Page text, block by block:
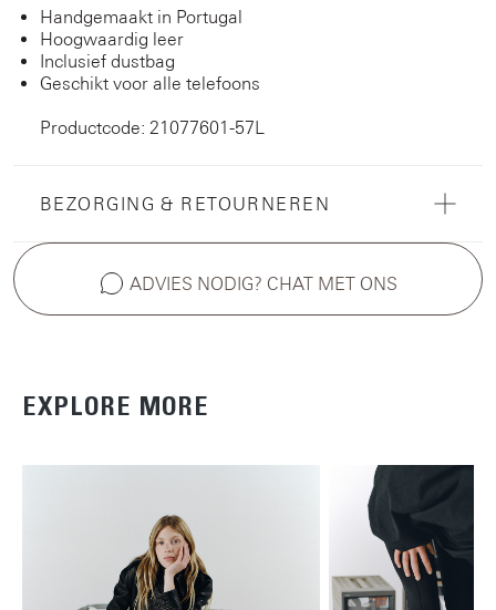
Handgemaakt in Portugal
Hoogwaardig leer
Inclusief dustbag
Geschikt voor alle telefoons
Productcode: 21077601-57L
BEZORGING & RETOURNEREN
ADVIES NODIG? CHAT MET ONS
EXPLORE MORE